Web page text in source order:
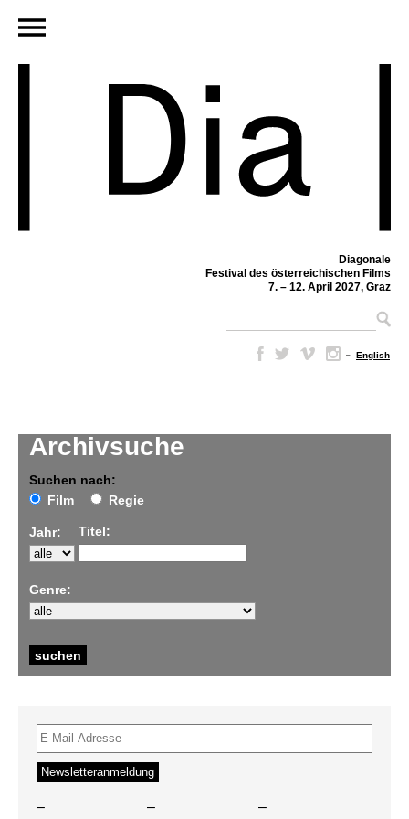
Diagonale
Festival des österreichischen Films
7. – 12. April 2027, Graz
– English
Archivsuche
Suchen nach:
Film
Regie
Jahr: Titel:
Genre:
– – –